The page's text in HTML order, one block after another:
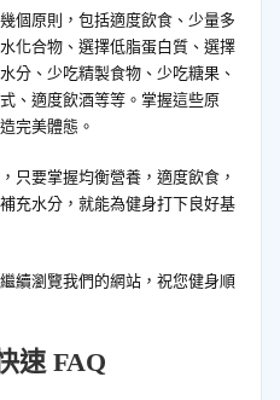
個原則，包括適度飲食、少量多
化合物、選擇低脂蛋白質、選擇
分、少吃精製食物、少吃糖果、
、適度飲酒等等。掌握這些原
完美體態。
只要掌握均衡營養，適度飲食，
充水分，就能為健身打下良好基
續瀏覽我們的網站，祝您健身順
速 FAQ